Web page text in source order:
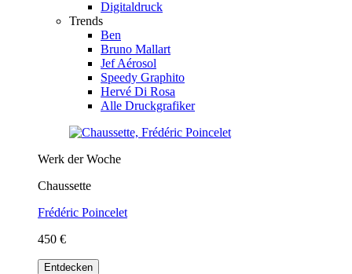
Digitaldruck
Trends
Ben
Bruno Mallart
Jef Aérosol
Speedy Graphito
Hervé Di Rosa
Alle Druckgrafiker
Werk der Woche
Chaussette
Frédéric Poincelet
450 €
Entdecken